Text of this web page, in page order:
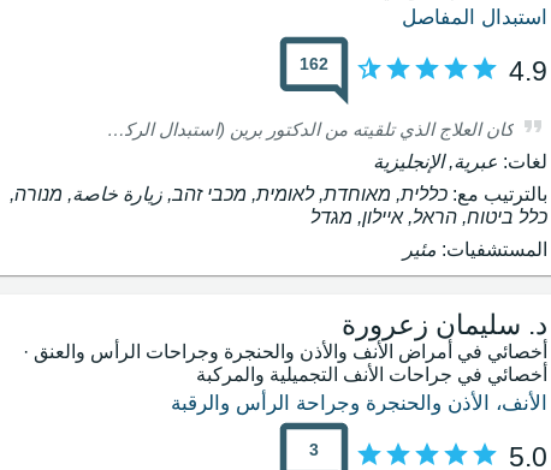
استبدال المفاصل
4.9
162
كان العلاج الذي تلقيته من الدكتور برين (استبدال الركبة) ممتازاً. شرح لي الدكتور برين بصبر ولطف ما كنت على وشك المرور به وأجاب على جميع أسئلتي. نجحت العملية الجراحية وبعد أقل من شهر تمكنت من المشي دون عصا. أنا راضٍ جداً وأنصح بشدة بالدكتور برين.
لغات: عبرية, الإنجليزية
بالترتيب مع: כללית, מאוחדת, לאומית, מכבי זהב, زيارة خاصة, מנורה,
כלל ביטוח, הראל, איילון, מגדל
المستشفيات: مئير
د. سليمان زعرورة
أخصائي في أمراض الأنف والأذن والحنجرة وجراحات الرأس والعنق ·
أخصائي في جراحات الأنف التجميلية والمركبة
الأنف، الأذن والحنجرة وجراحة الرأس والرقبة
5.0
3